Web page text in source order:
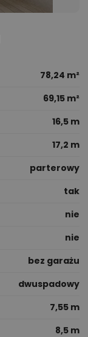
78,24 m²
69,15 m²
16,5 m
17,2 m
parterowy
tak
nie
nie
bez garażu
dwuspadowy
7,55 m
8,5 m